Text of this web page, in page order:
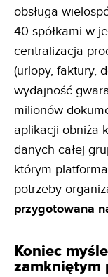
obsługa
40 spółkami w
centralizacja
(urlopy, faktury,
wydajność
milionów
aplikacji obniża
danych całej
którym
potrzeby
przygotowana
Koniec
zamkniętym